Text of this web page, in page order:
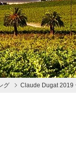
グ Claude Dugat 2019